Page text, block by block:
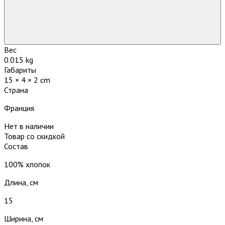
Вес
0.015 kg
Габариты
15 × 4 × 2 cm
Страна
Франция
Нет в наличии
Товар со скидкой
Состав
100% хлопок
Длина, см
15
Ширина, см